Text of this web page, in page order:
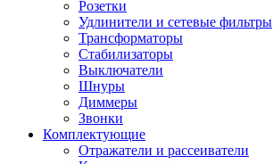
Розетки
Удлинители и сетевые фильтры
Трансформаторы
Стабилизаторы
Выключатели
Шнуры
Диммеры
Звонки
Комплектующие
Отражатели и рассеиватели